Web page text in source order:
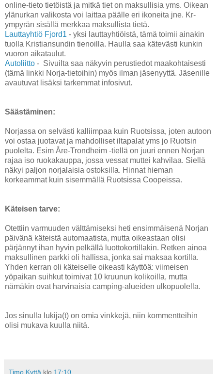
online-tieto tietöistä ja mitkä tiet on maksullisia yms. Oikean
ylänurkan valikosta voi laittaa päälle eri ikoneita jne. Kr-
ympyrän sisällä merkkaa maksullista tietä.
Lauttayhtiö Fjord1 - yksi lauttayhtiöistä, tämä toimii ainakin
tuolla Kristiansundin tienoilla. Haulla saa kätevästi kunkin
vuoron aikataulut.
Autoliitto - Sivuilta saa näkyvin perustiedot maakohtaisesti
(tämä linkki Norja-tietoihin) myös ilman jäsenyyttä. Jäsenille
avautuvat lisäksi tarkemmat infosivut.
Säästäminen:
Norjassa on selvästi kalliimpaa kuin Ruotsissa, joten autoon
voi ostaa juotavat ja mahdolliset iltapalat yms jo Ruotsin
puolelta. Esim Åre-Trondheim -tiellä on juuri ennen Norjan
rajaa iso ruokakauppa, jossa vessat muttei kahvilaa. Siellä
näkyi paljon norjalaisia ostoksilla. Hinnat hieman
korkeammat kuin sisemmällä Ruotsissa Coopeissa.
Käteisen tarve:
Otettiin varmuuden välttämiseksi heti ensimmäisenä Norjan
päivänä käteistä automaatista, mutta oikeastaan olisi
pärjännyt ihan hyvin pelkällä luottokortillakin. Retken ainoa
maksullinen parkki oli hallissa, jonka sai maksaa kortilla.
Yhden kerran oli käteiselle oikeasti käyttöä: viimeisen
yöpaikan suihkut toimivat 10 kruunun kolikoilla, mutta
nämäkin ovat harvinaisia camping-alueiden ulkopuolella.
Jos sinulla lukija(t) on omia vinkkejä, niin kommentteihin
olisi mukava kuulla niitä.
Timo Kyttä klo 17:10